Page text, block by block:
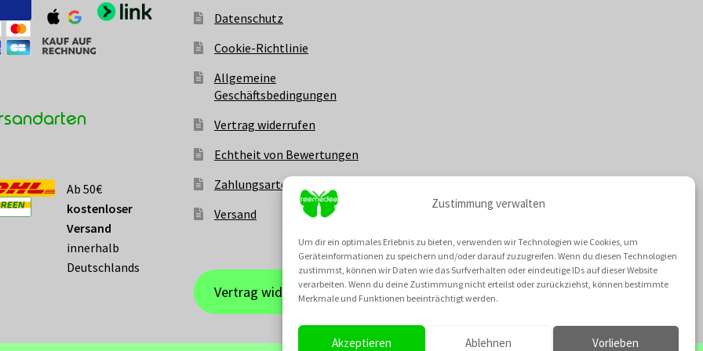
Zustimmung verwalten
Um dir ein optimales Erlebnis zu bieten, verwenden wir Technologien wie Cookies, um
Geräteinformationen zu speichern und/oder darauf zuzugreifen. Wenn du diesen Technologien
zustimmst, können wir Daten wie das Surfverhalten oder eindeutige IDs auf dieser Website
verarbeiten. Wenn du deine Zustimmung nicht erteilst oder zurückziehst, können bestimmte
Merkmale und Funktionen beeinträchtigt werden.
Akzeptieren Ablehnen Vorlieben
Ab 50€
kostenloser
Versand
innerhalb
Deutschlands
Datenschutz
Cookie-Richtlinie
Allgemeine
Geschäftsbedingungen
Vertrag widerrufen
Echtheit von Bewertungen
Zahlungsarten
Versand
Vertrag widerrufen